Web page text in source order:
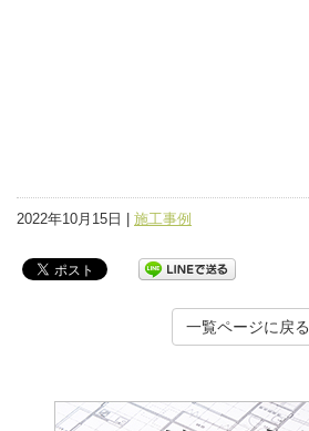
2022年10月15日 | 施工事例
一覧ページに戻る